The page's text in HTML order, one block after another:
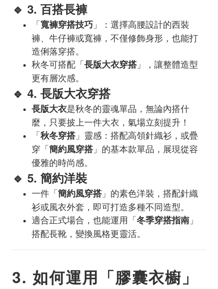
🔹 3. 百搭長褲
「寬褲穿搭技巧 」：選擇高腰設計的西裝
褲、牛仔褲或寬褲，不僅修飾身形，也能打
造俐落穿搭。
秋冬可搭配「長版大衣穿搭」，讓整體造型
更有層次感。
🔹 4. 長版大衣穿搭
長版大衣是秋冬的靈魂單品，無論內搭什
麼，只要披上一件大衣，氣場立刻提升！
「秋冬穿搭」靈感：搭配高領針織衫，或疊
穿「簡約風穿搭」的基本款單品，展現從容
優雅的時尚感。
🔹 5. 簡約洋裝
一件「簡約風穿搭」的素色洋裝，搭配針織
衫或風衣外套，即可打造多種不同造型。
適合正式場合，也能運用「冬季穿搭指南 」
搭配長靴，變換風格更靈活。
3. 如何運用「膠囊衣櫥」